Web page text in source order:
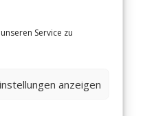
Service zu
anzeigen